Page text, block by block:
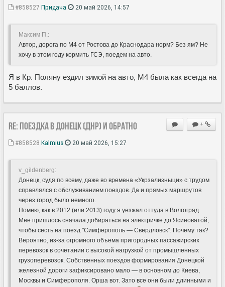
#858527 Придача 20 май 2026, 14:57
Максим П.:
Автор, дорога по М4 от Ростова до Краснодара норм? Без ям? Не
хочу в этом году кормить ГСЭ, поедем на авто.
Я в Кр. Поляну ездил зимой на авто, М4 была как всегда на
5 баллов.
+
Re: Поездка в Донецк (ДНР) и обратно
#858528 Kalmius 20 май 2026, 15:27
v_gildenberg:
Донецк, судя по всему, даже во времена «Укрзализныци» с трудом
справлялся с обслуживанием поездов. Да и прямых маршрутов
через город было немного.
Помню, как в 2012 (или 2013) году я уезжал оттуда в Волгоград.
Мне пришлось сначала добираться на электричке до Ясиноватой,
чтобы сесть на поезд "Симферополь — Свердловск". Почему так?
Вероятно, из-за огромного объема пригородных пассажирских
перевозок в сочетании с высокой нагрузкой от промышленных
грузоперевозок. Собственных поездов формирования Донецкой
железной дороги зафиксировано мало — в основном до Киева,
Москвы и Симферополя. Орша вот. Зато все они были длинными и